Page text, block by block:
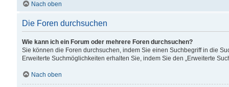
Nach oben
Die Foren durchsuchen
Wie kann ich ein Forum oder mehrere Foren durchsuchen?
Sie können die Foren durchsuchen, indem Sie einen Suchbegriff in die
Erweiterte Suchmöglichkeiten erhalten Sie, indem Sie den „Erweiterte
Nach oben